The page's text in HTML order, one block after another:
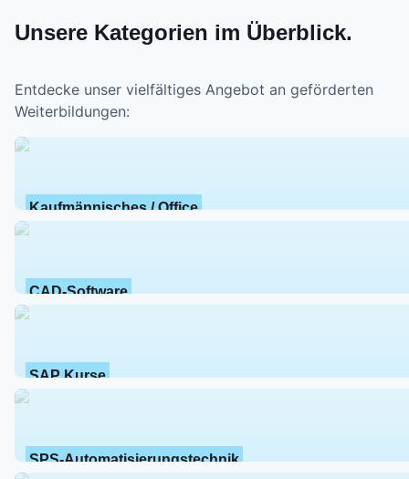
Unsere Kategorien im Überblick.
Entdecke unser vielfältiges Angebot an geförderten
Weiterbildungen:
Kaufmännisches / Office
CAD-Software
SAP Kurse
SPS-Automatisierungstechnik